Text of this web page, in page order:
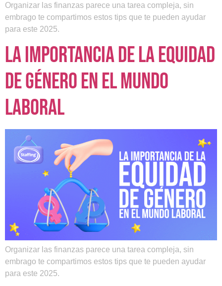
Organizar las finanzas parece una tarea compleja, sin
embrago te compartimos estos tips que te pueden ayudar
para este 2025.
La importancia de la equidad
de género en el mundo
laboral
Organizar las finanzas parece una tarea compleja, sin
embrago te compartimos estos tips que te pueden ayudar
para este 2025.